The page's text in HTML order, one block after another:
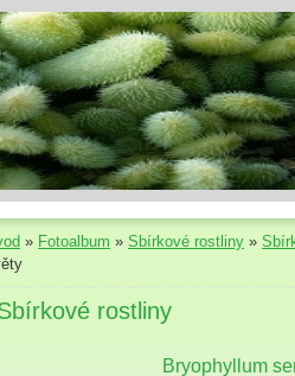
» Fotoalbum » Sbírkové rostliny »
rostliny
Bryophyllum